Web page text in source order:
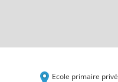
Ecole primaire